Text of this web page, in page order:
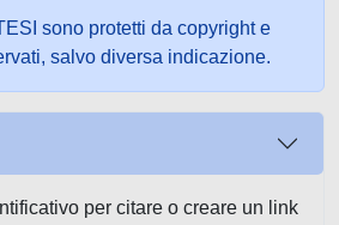
sono protetti da copyright e
salvo diversa indicazione.
per citare o creare un link